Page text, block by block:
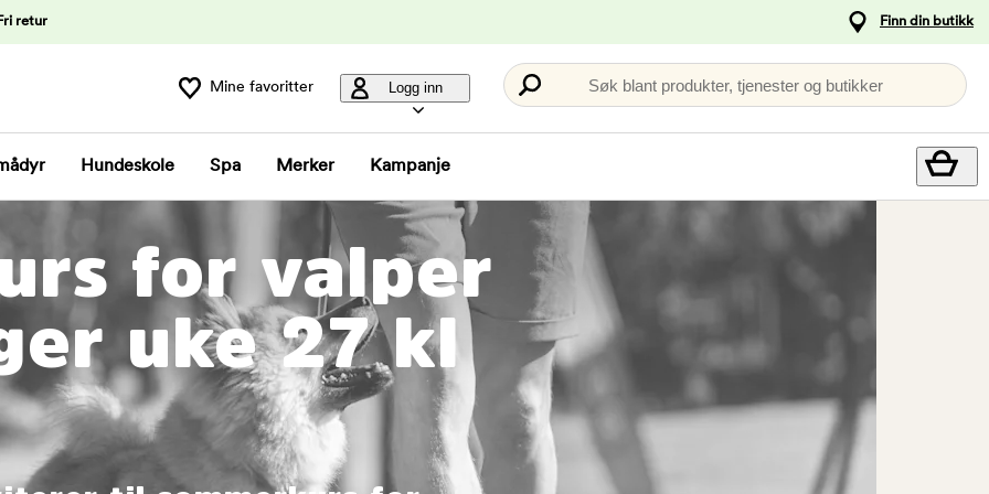
Fri retur Finn din butikk
Mine favoritter Logg inn Søk blant produkter, tjenester og butikker
Hundeskole Spa Merker Kampanje
for valper
uke 27 kl